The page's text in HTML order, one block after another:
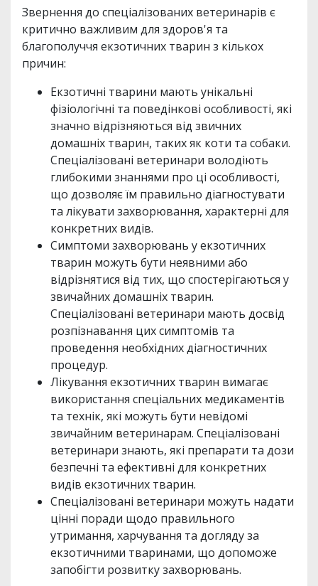
Звернення до спеціалізованих ветеринарів є
критично важливим для здоров'я та
благополуччя екзотичних тварин з кількох
причин:
Екзотичні тварини мають унікальні
фізіологічні та поведінкові особливості, які
значно відрізняються від звичних
домашніх тварин, таких як коти та собаки.
Спеціалізовані ветеринари володіють
глибокими знаннями про ці особливості,
що дозволяє їм правильно діагностувати
та лікувати захворювання, характерні для
конкретних видів.
Симптоми захворювань у екзотичних
тварин можуть бути неявними або
відрізнятися від тих, що спостерігаються у
звичайних домашніх тварин.
Спеціалізовані ветеринари мають досвід
розпізнавання цих симптомів та
проведення необхідних діагностичних
процедур.
Лікування екзотичних тварин вимагає
використання спеціальних медикаментів
та технік, які можуть бути невідомі
звичайним ветеринарам. Спеціалізовані
ветеринари знають, які препарати та дози
безпечні та ефективні для конкретних
видів екзотичних тварин.
Спеціалізовані ветеринари можуть надати
цінні поради щодо правильного
утримання, харчування та догляду за
екзотичними тваринами, що допоможе
запобігти розвитку захворювань.